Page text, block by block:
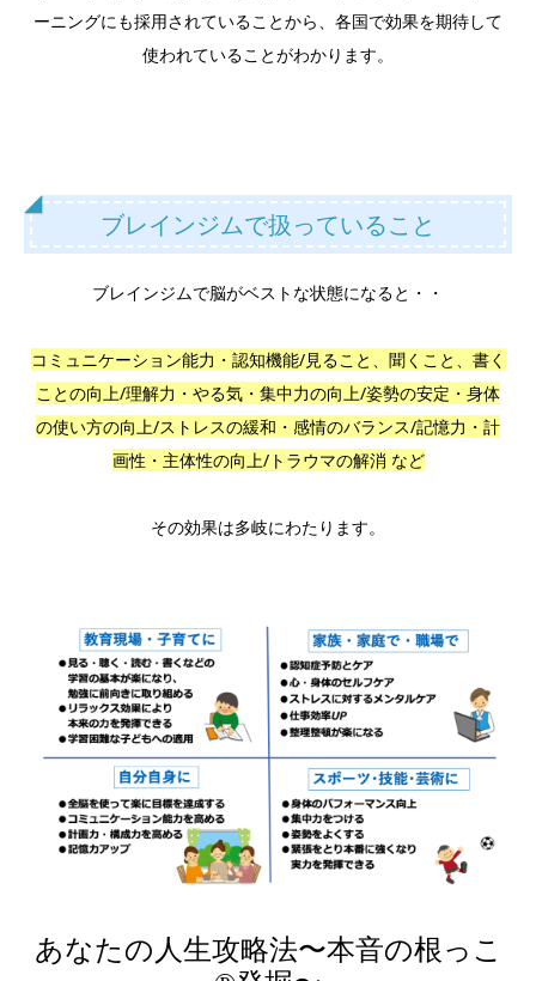
ーニングにも採用されていることから、各国で効果を期待して
使われていることがわかります。
ブレインジムで扱っていること
ブレインジムで脳がベストな状態になると・・
コミュニケーション能力・認知機能/見ること、聞くこと、書く
ことの向上/理解力・やる気・集中力の向上/姿勢の安定・身体
の使い方の向上/ストレスの緩和・感情のバランス/記憶力・計
画性・主体性の向上/トラウマの解消 など
その効果は多岐にわたります。
あなたの人生攻略法〜本音の根っこ